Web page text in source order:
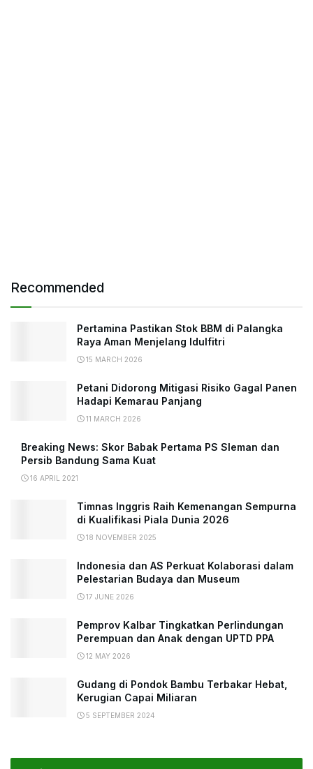
Recommended
Pertamina Pastikan Stok BBM di Palangka
Raya Aman Menjelang Idulfitri
15 MARCH 2026
Petani Didorong Mitigasi Risiko Gagal Panen
Hadapi Kemarau Panjang
11 MARCH 2026
Breaking News: Skor Babak Pertama PS Sleman dan
Persib Bandung Sama Kuat
16 APRIL 2021
Timnas Inggris Raih Kemenangan Sempurna
di Kualifikasi Piala Dunia 2026
18 NOVEMBER 2025
Indonesia dan AS Perkuat Kolaborasi dalam
Pelestarian Budaya dan Museum
17 JUNE 2026
Pemprov Kalbar Tingkatkan Perlindungan
Perempuan dan Anak dengan UPTD PPA
12 MAY 2026
Gudang di Pondok Bambu Terbakar Hebat,
Kerugian Capai Miliaran
5 SEPTEMBER 2024